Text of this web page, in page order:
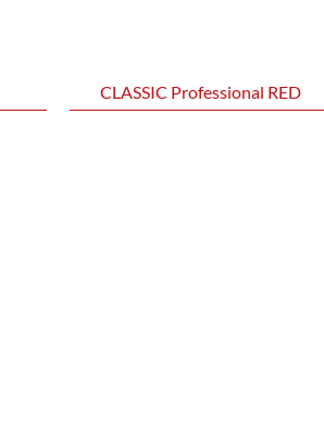
CLASSIC Professional RED